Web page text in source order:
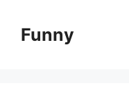
contentFunny